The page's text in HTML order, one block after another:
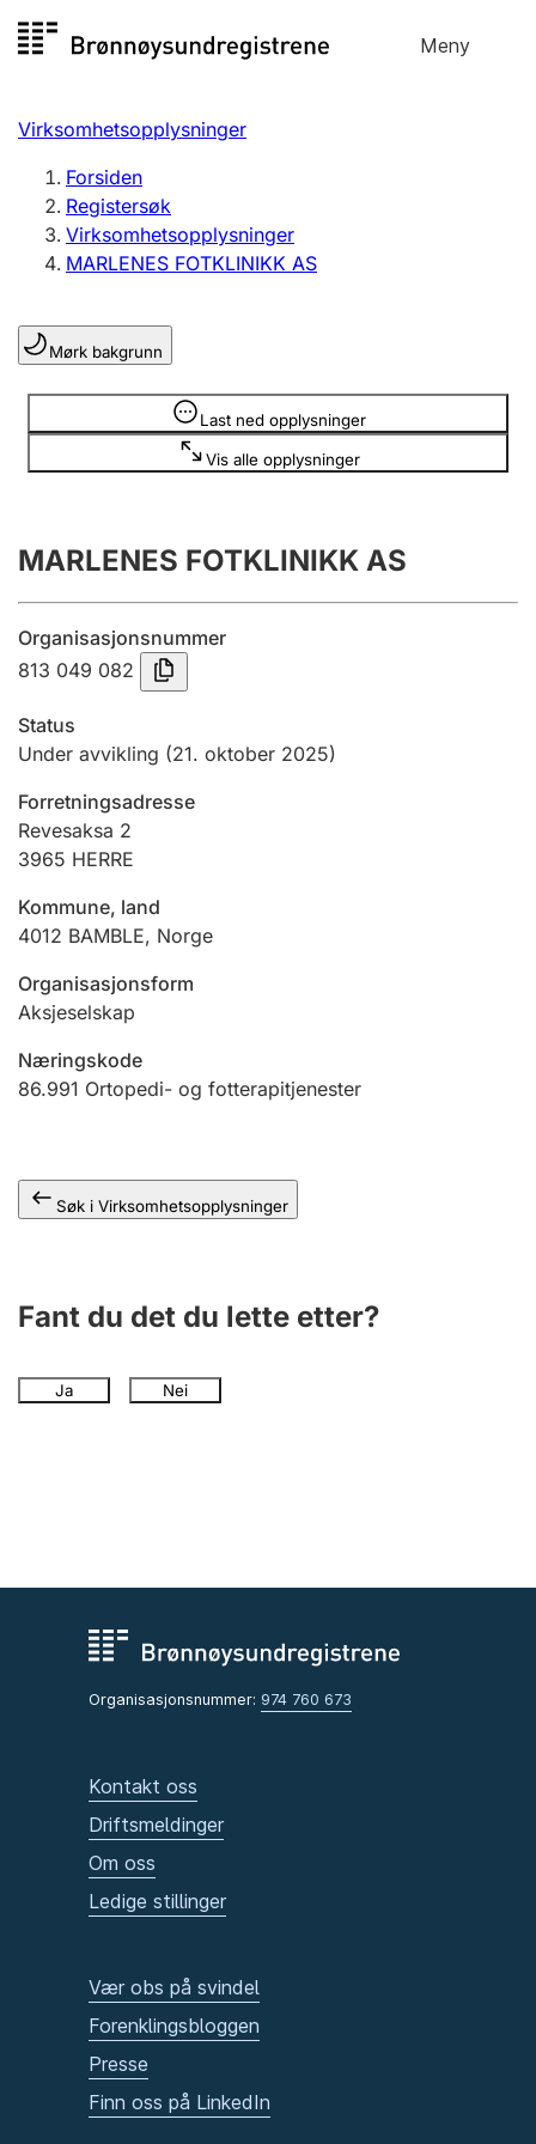
til
Meny
Registersøk
Aksjeselskap
Enkeltpersonforetak
Registrere, endre, slette
Lag og forening
Registrere, endre, slette
Innsending og forsinkelsesgebyr
Tinglysing
Betaling og jegeravgiftskort
Ektepaktveileder
Offentlig sektor
Andre tema
Virksomhetsopplysninger
Forsiden
Registersøk
Virksomhetsopplysninger
MARLENES FOTKLINIKK AS
Mørk bakgrunn
Last ned opplysninger
Vis alle opplysninger
Opplysninger er skjult
MARLENES FOTKLINIKK AS
Organisasjonsnummer
813 049 082
Status
Under avvikling (21. oktober 2025)
Forretningsadresse
Revesaksa 2
3965 HERRE
Kommune, land
4012 BAMBLE, Norge
Organisasjonsform
Aksjeselskap
Næringskode
86.991 Ortopedi- og fotterapitjenester
Søk i Virksomhetsopplysninger
Fant du det du lette etter?
Ja Nei
Organisasjonsnummer: 974 760 673
Kontakt oss
Driftsmeldinger
Om oss
Ledige stillinger
Vær obs på svindel
Forenklingsbloggen
Presse
Finn oss på LinkedIn